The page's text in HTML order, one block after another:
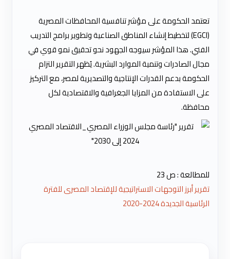
تعتمد الحكومة على مؤشر تنافسية المحافظات المصرية
(EGCI) لتخطيط إنشاء المناطق الصناعية وتطوير برامج التدريب
الفني. هذا المؤشر سيوجه الجهود نحو تحقيق نمو قوي في
مجال الصادرات وتنمية الموارد البشرية. يُظهر التقرير التزام
الحكومة بدعم القدرات الإنتاجية والتصديرية لمصر، مع التركيز
على الاستفادة من المزايا الجغرافية والاقتصادية لكل
محافظة.
للمطالعة : ص 23
تقرير أبرز التوجهات الاستراتيجية للإقتصاد المصرى للفترة
الرئاسية الجديدة 2024-2020